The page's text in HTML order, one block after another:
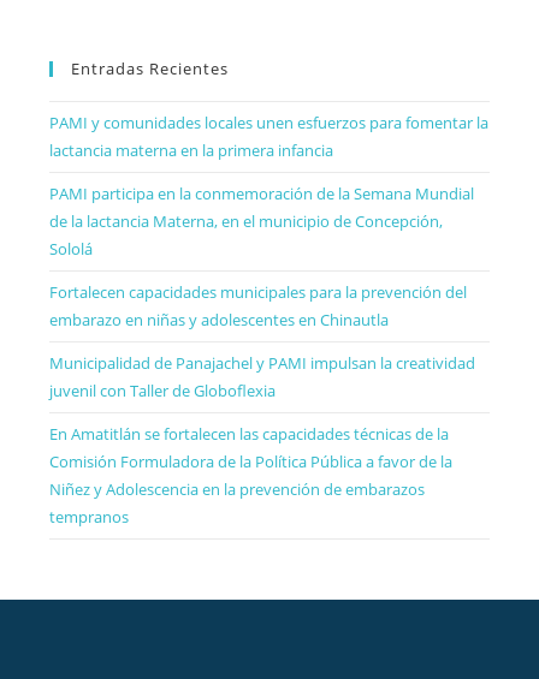
Entradas Recientes
PAMI y comunidades locales unen esfuerzos para fomentar la
lactancia materna en la primera infancia
PAMI participa en la conmemoración de la Semana Mundial
de la lactancia Materna, en el municipio de Concepción,
Sololá
Fortalecen capacidades municipales para la prevención del
embarazo en niñas y adolescentes en Chinautla
Municipalidad de Panajachel y PAMI impulsan la creatividad
juvenil con Taller de Globoflexia
En Amatitlán se fortalecen las capacidades técnicas de la
Comisión Formuladora de la Política Pública a favor de la
Niñez y Adolescencia en la prevención de embarazos
tempranos